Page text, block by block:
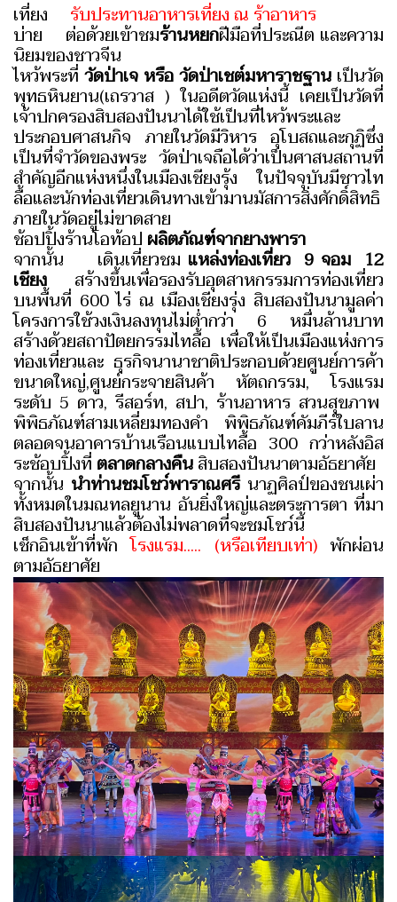
เที่ยง รับประทานอาหารเที่ยง ณ ร้าอาหาร
บ่าย ต่อด้วยเข้าชมร้านหยกฝีมือที่ประณีต และความ
นิยมของชาวจีน
ไหว้พระที่วัดป่าเจ หรือ วัดป่าเชต์มหาราชฐานเป็นวัด
พุทธหินยาน(เถรวาส ) ในอดีตวัดแห่งนี้ เคยเป็นวัดที่
เจ้าปกครองสิบสองปันนาได้ใช้เป็นที่ไหว้พระและ
ประกอบศาสนกิจ ภายในวัดมีวิหาร อุโบสถและกุฏิซึ่ง
เป็นที่จำวัดของพระ วัดป่าเจถือได้ว่าเป็นศาสนสถานที่
สำคัญอีกแห่งหนึ่งในเมืองเชียงรุ้ง ในปัจจุบันมีชาวไท
ลื้อและนักท่องเที่ยวเดินทางเข้ามานมัสการสิ่งศักดิ์สิทธิ
ภายในวัดอยู่ไม่ขาดสาย
ช้อปปิ้งร้านโอท้อป ผลิตภัณฑ์จากยางพารา
จากนั้น เดินเที่ยวชม แหล่งท่องเที่ยว 9 จอม 12
เชียงสร้างขึ้นเพื่อรองรับอุตสาหกรรมการท่องเที่ยว
บนพื้นที่ 600 ไร่ ณ เมืองเชียงรุ่ง สิบสองปันนามูลค่า
โครงการใช้วงเงินลงทุนไม่ต่ำกว่า 6 หมื่นล้านบาท
สร้างด้วยสถาปัตยกรรมไทลื้อ เพื่อให้เป็นเมืองแห่งการ
ท่องเที่ยวและ ธุรกิจนานาชาติประกอบด้วยศูนย์การค้า
ขนาดใหญ่,ศูนย์กระจายสินค้า หัตถกรรม, โรงแรม
ระดับ 5 ดาว, รีสอร์ท, สปา, ร้านอาหาร สวนสุขภาพ
พิพิธภัณฑ์สามเหลี่ยมทองคำ พิพิธภัณฑ์คัมภีร์ใบลาน
ตลอดจนอาคารบ้านเรือนแบบไทลื้อ 300 กว่าหลังอิส
ระช้อบปิ้งที่ ตลาดกลางคืนสิบสองปันนาตามอัธยาศัย
จากนั้น นำท่านชมโชว์พาราณศรีนาฏศิลป์ของชนเผ่า
ทั้งหมดในมณทลยูนาน อันยิ่งใหญ่และตระการตา ที่มา
สิบสองปันนาแล้วต้องไม่พลาดที่จะชมโชว์นี้
เช็กอินเข้าที่พักโรงแรม..... (หรือเทียบเท่า)พักผ่อน
ตามอัธยาศัย